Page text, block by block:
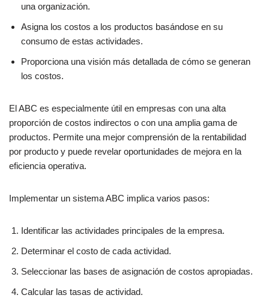
una organización.
Asigna los costos a los productos basándose en su
consumo de estas actividades.
Proporciona una visión más detallada de cómo se generan
los costos.
El ABC es especialmente útil en empresas con una alta
proporción de costos indirectos o con una amplia gama de
productos. Permite una mejor comprensión de la rentabilidad
por producto y puede revelar oportunidades de mejora en la
eficiencia operativa.
Implementar un sistema ABC implica varios pasos:
Identificar las actividades principales de la empresa.
Determinar el costo de cada actividad.
Seleccionar las bases de asignación de costos apropiadas.
Calcular las tasas de actividad.